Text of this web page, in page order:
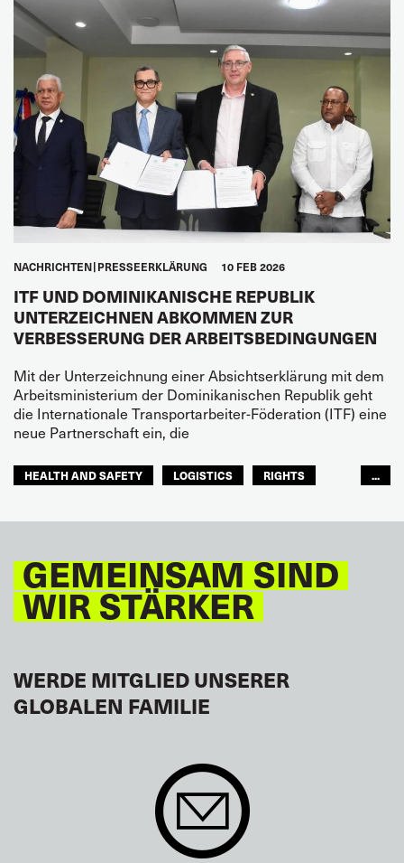
NACHRICHTEN PRESSEERKLÄRUNG 10 FEB 2026
ITF UND DOMINIKANISCHE REPUBLIK
UNTERZEICHNEN ABKOMMEN ZUR
VERBESSERUNG DER ARBEITSBEDINGUNGEN
Mit der Unterzeichnung einer Absichtserklärung mit dem
Arbeitsministerium der Dominikanischen Republik geht
die Internationale Transportarbeiter-Föderation (ITF) eine
neue Partnerschaft ein, die
HEALTH AND SAFETY LOGISTICS
RIGHTS
...
GEMEINSAM SIND
WIR STÄRKER
WERDE MITGLIED UNSERER
GLOBALEN FAMILIE